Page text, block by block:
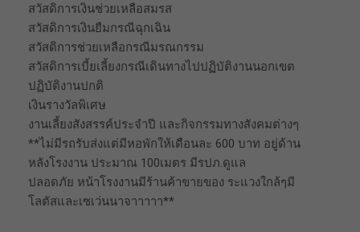
สวัสดิการเงินช่วยเหลือสมรส
สวัสดิการเงินยืมกรณีฉุกเฉิน
สวัสดิการช่วยเหลือกรณีมรณกรรม
สวัสดิการเบี้ยเลี้ยงกรณีเดินทางไปปฏิบัติงานนอกเขต
ปฏิบัติงานปกติ
เงินรางวัลพิเศษ
งานเลี้ยงสังสรรค์ประจำปี และกิจกรรมทางสังคมต่างๆ
**ไม่มีรถรับส่งแต่มีหอพักให้เดือนละ 600 บาท อยู่ด้าน
หลังโรงงาน ประมาณ 100เมตร มีรปภ.ดูแล
ปลอดภัย หน้าโรงงานมีร้านค้าขายของ ระแวงใกล้ๆมี
โลตัสและเซเว่นนาจาาาาา**